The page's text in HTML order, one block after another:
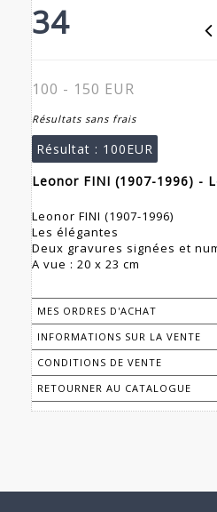
34
100 - 150 EUR
Résultats sans frais
Résultat : 100EUR
Leonor FINI (1907-1996) -
Leonor FINI (1907-1996)
Les élégantes
Deux gravures signées et
A vue : 20 x 23 cm
MES ORDRES D'ACHAT
INFORMATIONS SUR LA VENTE
CONDITIONS DE VENTE
RETOURNER AU CATALOGUE